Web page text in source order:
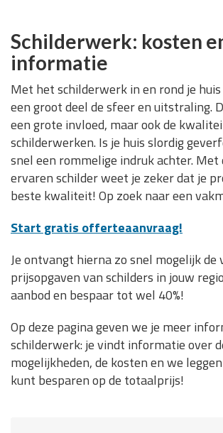
Schilderwerk: kosten
informatie
Met het schilderwerk in en rond je
een groot deel de sfeer en uitstraling.
een grote invloed, maar ook de
schilderwerken. Is je huis slordig
snel een rommelige indruk achter. Met
ervaren schilder weet je zeker dat je
beste kwaliteit! Op zoek naar een
Start gratis offerteaanvraag!
Je ontvangt hierna zo snel mogelijk de
prijsopgaven van schilders in jouw
aanbod en bespaar tot wel 40%!
Op deze pagina geven we je meer
schilderwerk: je vindt informatie over
mogelijkheden, de kosten en we
kunt besparen op de totaalprijs!